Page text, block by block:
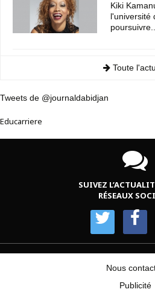
Kiki
l'université
Toute
Tweets de @journaldabidjan
Educarriere
SUIVEZ
RÉSEAUX
Nous
Publicité